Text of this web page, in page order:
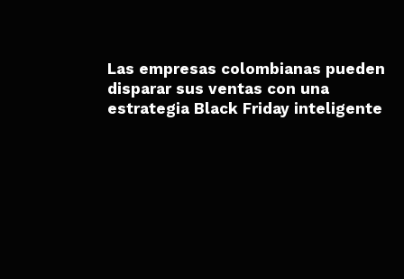
Las empresas colombianas pueden
disparar sus ventas con una
estrategia Black Friday inteligente